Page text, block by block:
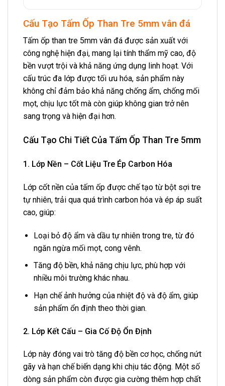
Cấu Tạo Tấm Ốp Than Tre 5mm vân đá
Tấm ốp than tre 5mm vân đá được sản xuất với
công nghệ hiện đại, mang lại tính thẩm mỹ cao, độ
bền vượt trội và khả năng ứng dụng linh hoạt. Với
cấu trúc đa lớp được tối ưu hóa, sản phẩm này
không chỉ đảm bảo khả năng chống ẩm, chống mối
mọt, chịu lực tốt mà còn giúp không gian trở nên
sang trọng và hiện đại hơn.
Cấu Tạo Chi Tiết Của Tấm Ốp Than Tre 5mm
1. Lớp Nền – Cốt Liệu Tre Ép Carbon Hóa
Lớp cốt nền của tấm ốp được chế tạo từ bột sợi tre
tự nhiên, trải qua quá trình carbon hóa và ép áp suất
cao, giúp:
Loại bỏ độ ẩm và dầu tự nhiên trong tre, từ đó
ngăn ngừa mối mọt, cong vênh.
Tăng độ bền, khả năng chịu lực, phù hợp với
nhiều môi trường khác nhau.
Hạn chế ảnh hưởng của nhiệt độ và độ ẩm, giúp
sản phẩm ổn định theo thời gian.
2. Lớp Kết Cấu – Gia Cố Độ Ổn Định
Lớp này đóng vai trò tăng độ bền cơ học, chống nứt
gãy và hạn chế biến dạng khi chịu tác động. Một số
dòng sản phẩm còn được gia cường thêm hợp chất